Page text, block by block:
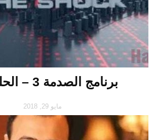
برنامج الصدمة 3 – الحلقة 13
مايو 29, 2018